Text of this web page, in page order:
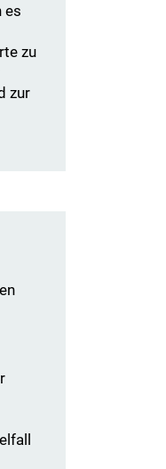
es
zu
zur